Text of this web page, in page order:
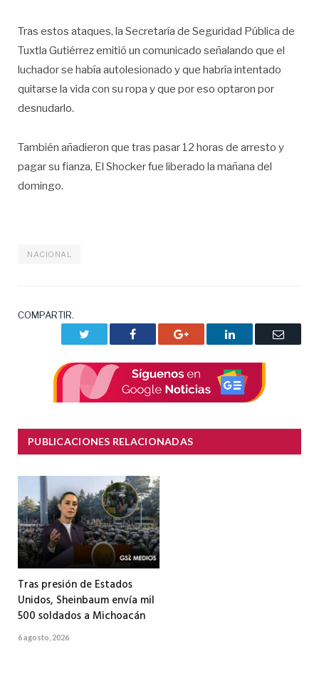
Tras estos ataques, la Secretaría de Seguridad Pública de
Tuxtla Gutiérrez emitió un comunicado señalando que el
luchador se había autolesionado y que habría intentado
quitarse la vida con su ropa y que por eso optaron por
desnudarlo.
También añadieron que tras pasar 12 horas de arresto y
pagar su fianza, El Shocker fue liberado la mañana del
domingo.
NACIONAL
COMPARTIR.
Facebook Google+ LinkedIn
Correo
PUBLICACIONES RELACIONADAS
Tras presión de Estados
Unidos, Sheinbaum envía mil
500 soldados a Michoacán
6 agosto, 2026